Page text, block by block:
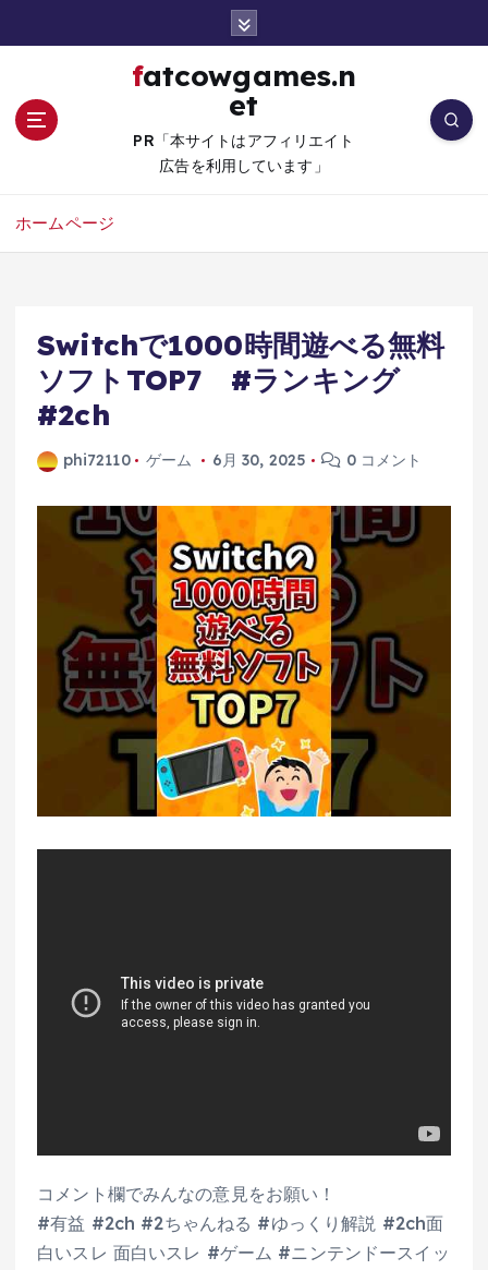
fatcowgames.n
et
PR「本サイトはアフィリエイト
広告を利用しています」
ホームページ
Switchで1000時間遊べる無料
ソフトTOP7 #ランキング
#2ch
phi72110 ゲーム 6月 30, 2025 0 コメント
コメント欄でみんなの意見をお願い！
#有益 #2ch #2ちゃんねる #ゆっくり解説 #2ch面
白いスレ 面白いスレ #ゲーム #ニンテンドースイッ